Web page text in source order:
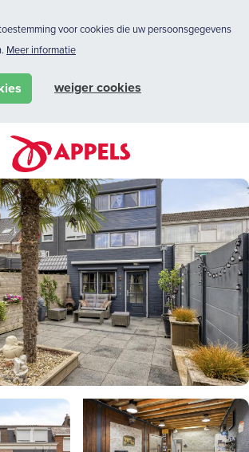
voor cookies die uw persoonsgegevens
Meer informatie
weiger cookies